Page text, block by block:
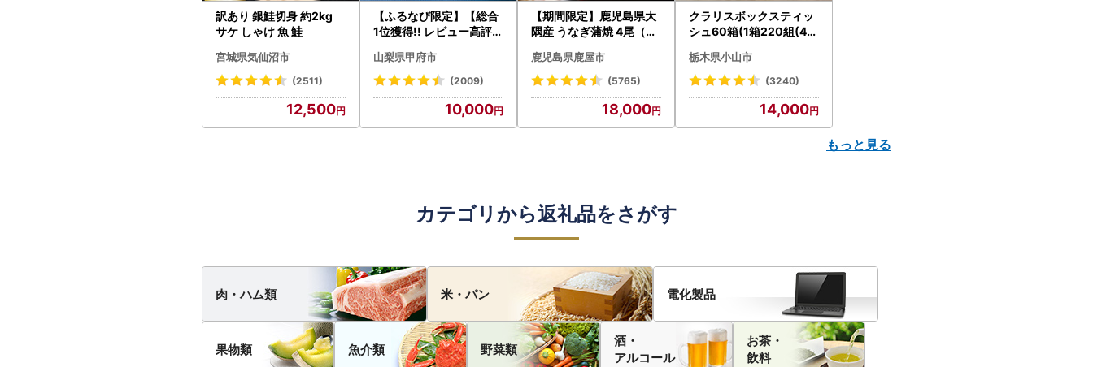
訳あり 銀鮭切身 約2kg
サケ しゃけ 魚 鮭
宮城県気仙沼市
(2511)
12,500
【ふるなび限定】【総合
1位獲得!! レビュー高評価
〉山梨県産 シャインマス
カット 2～3房（1.0kg以
N-Limited-SP
山梨県甲府市
(2009)
10,000
【期間限定】鹿児島県大
隅産 うなぎ蒲焼 4尾（60
cp18 うなぎ 鰻 魚 惣菜 総
菜
鹿児島県鹿屋市
(5765)
18,000
クラリスボックスティッ
シュ60箱(1箱220組(44
ト)【配送不可地域：離島
・沖縄県】【1256759】
栃木県小山市
(3240)
14,000
もっと見る
カテゴリから返礼品をさがす
肉・ハム類 米・パン 電化製品
果物類 魚介類 野菜類
酒・
アルコール
お茶・
飲料